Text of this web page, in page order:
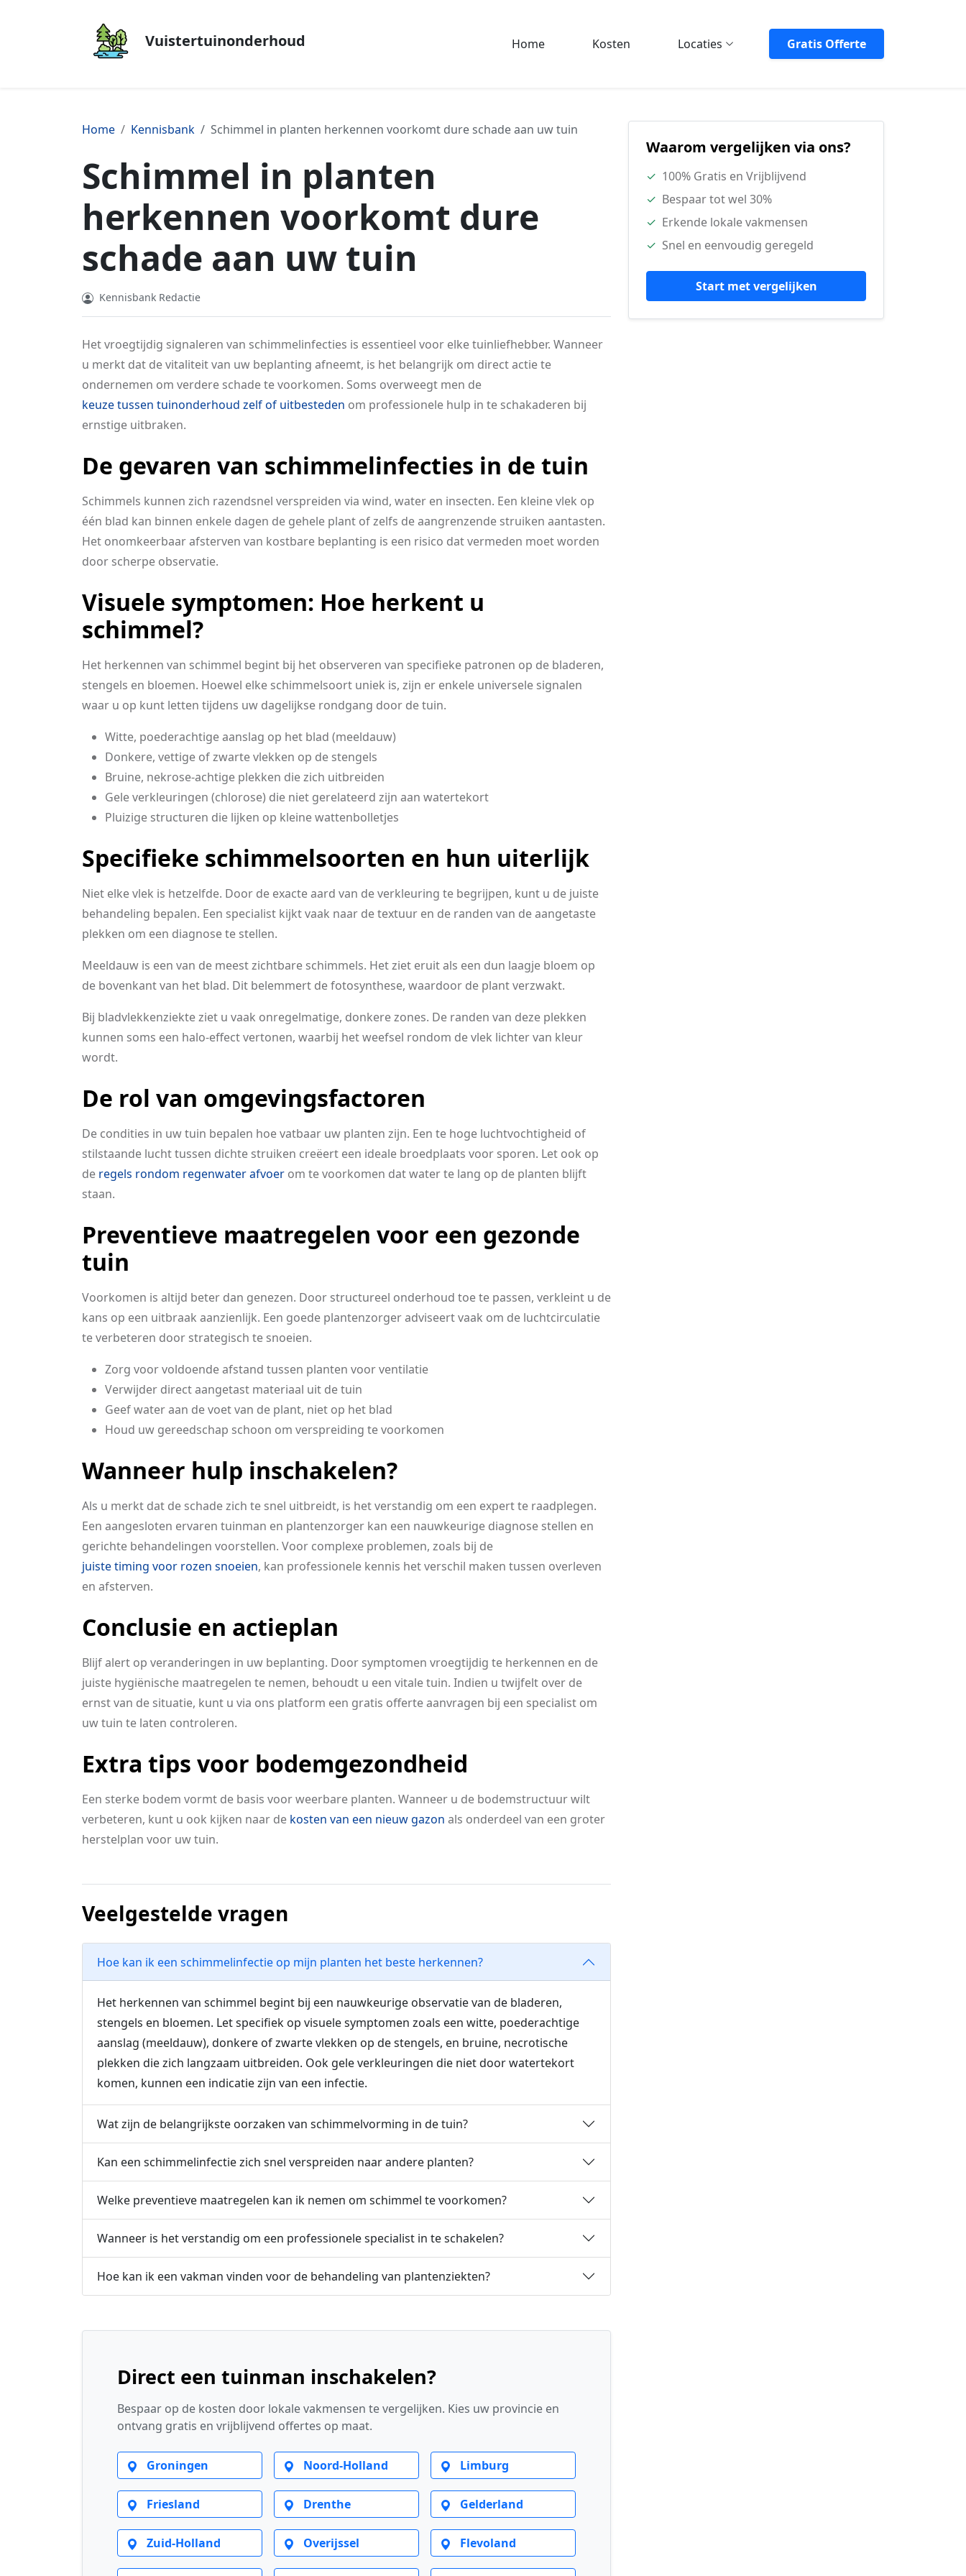
Vuistertuinonderhoud Home Kosten Locaties Gratis Offerte
Home Kennisbank Schimmel in planten herkennen voorkomt dure schade aan uw tuin
Schimmel in planten
herkennen voorkomt dure
schade aan uw tuin
Kennisbank Redactie
Het vroegtijdig signaleren van schimmelinfecties is essentieel voor elke tuinliefhebber. Wanneer
u merkt dat de vitaliteit van uw beplanting afneemt, is het belangrijk om direct actie te
ondernemen om verdere schade te voorkomen. Soms overweegt men de
keuze tussen tuinonderhoud zelf of uitbesteden om professionele hulp in te schakaderen bij
ernstige uitbraken.
De gevaren van schimmelinfecties in de tuin
Schimmels kunnen zich razendsnel verspreiden via wind, water en insecten. Een kleine vlek op
één blad kan binnen enkele dagen de gehele plant of zelfs de aangrenzende struiken aantasten.
Het onomkeerbaar afsterven van kostbare beplanting is een risico dat vermeden moet worden
door scherpe observatie.
Visuele symptomen: Hoe herkent u
schimmel?
Het herkennen van schimmel begint bij het observeren van specifieke patronen op de bladeren,
stengels en bloemen. Hoewel elke schimmelsoort uniek is, zijn er enkele universele signalen
waar u op kunt letten tijdens uw dagelijkse rondgang door de tuin.
Witte, poederachtige aanslag op het blad (meeldauw)
Donkere, vettige of zwarte vlekken op de stengels
Bruine, nekrose-achtige plekken die zich uitbreiden
Gele verkleuringen (chlorose) die niet gerelateerd zijn aan watertekort
Pluizige structuren die lijken op kleine wattenbolletjes
Specifieke schimmelsoorten en hun uiterlijk
Niet elke vlek is hetzelfde. Door de exacte aard van de verkleuring te begrijpen, kunt u de juiste
behandeling bepalen. Een specialist kijkt vaak naar de textuur en de randen van de aangetaste
plekken om een diagnose te stellen.
Meeldauw is een van de meest zichtbare schimmels. Het ziet eruit als een dun laagje bloem op
de bovenkant van het blad. Dit belemmert de fotosynthese, waardoor de plant verzwakt.
Bij bladvlekkenziekte ziet u vaak onregelmatige, donkere zones. De randen van deze plekken
kunnen soms een halo-effect vertonen, waarbij het weefsel rondom de vlek lichter van kleur
wordt.
De rol van omgevingsfactoren
De condities in uw tuin bepalen hoe vatbaar uw planten zijn. Een te hoge luchtvochtigheid of
stilstaande lucht tussen dichte struiken creëert een ideale broedplaats voor sporen. Let ook op
de regels rondom regenwater afvoer om te voorkomen dat water te lang op de planten blijft
staan.
Preventieve maatregelen voor een gezonde
tuin
Voorkomen is altijd beter dan genezen. Door structureel onderhoud toe te passen, verkleint u de
kans op een uitbraak aanzienlijk. Een goede plantenzorger adviseert vaak om de luchtcirculatie
te verbeteren door strategisch te snoeien.
Zorg voor voldoende afstand tussen planten voor ventilatie
Verwijder direct aangetast materiaal uit de tuin
Geef water aan de voet van de plant, niet op het blad
Houd uw gereedschap schoon om verspreiding te voorkomen
Wanneer hulp inschakelen?
Als u merkt dat de schade zich te snel uitbreidt, is het verstandig om een expert te raadplegen.
Een aangesloten ervaren tuinman en plantenzorger kan een nauwkeurige diagnose stellen en
gerichte behandelingen voorstellen. Voor complexe problemen, zoals bij de
juiste timing voor rozen snoeien, kan professionele kennis het verschil maken tussen overleven
en afsterven.
Conclusie en actieplan
Blijf alert op veranderingen in uw beplanting. Door symptomen vroegtijdig te herkennen en de
juiste hygiënische maatregelen te nemen, behoudt u een vitale tuin. Indien u twijfelt over de
ernst van de situatie, kunt u via ons platform een gratis offerte aanvragen bij een specialist om
uw tuin te laten controleren.
Extra tips voor bodemgezondheid
Een sterke bodem vormt de basis voor weerbare planten. Wanneer u de bodemstructuur wilt
verbeteren, kunt u ook kijken naar de kosten van een nieuw gazon als onderdeel van een groter
herstelplan voor uw tuin.
Veelgestelde vragen
Hoe kan ik een schimmelinfectie op mijn planten het beste herkennen?
Het herkennen van schimmel begint bij een nauwkeurige observatie van de bladeren,
stengels en bloemen. Let specifiek op visuele symptomen zoals een witte, poederachtige
aanslag (meeldauw), donkere of zwarte vlekken op de stengels, en bruine, necrotische
plekken die zich langzaam uitbreiden. Ook gele verkleuringen die niet door watertekort
komen, kunnen een indicatie zijn van een infectie.
Wat zijn de belangrijkste oorzaken van schimmelvorming in de tuin?
Kan een schimmelinfectie zich snel verspreiden naar andere planten?
Welke preventieve maatregelen kan ik nemen om schimmel te voorkomen?
Wanneer is het verstandig om een professionele specialist in te schakelen?
Hoe kan ik een vakman vinden voor de behandeling van plantenziekten?
Direct een tuinman inschakelen?
Bespaar op de kosten door lokale vakmensen te vergelijken. Kies uw provincie en
ontvang gratis en vrijblijvend offertes op maat.
Groningen Noord-Holland Limburg
Friesland Drenthe Gelderland
Zuid-Holland Overijssel Flevoland
Waarom vergelijken via ons?
✓ 100% Gratis en Vrijblijvend
✓ Bespaar tot wel 30%
✓ Erkende lokale vakmensen
✓ Snel en eenvoudig geregeld
Start met vergelijken